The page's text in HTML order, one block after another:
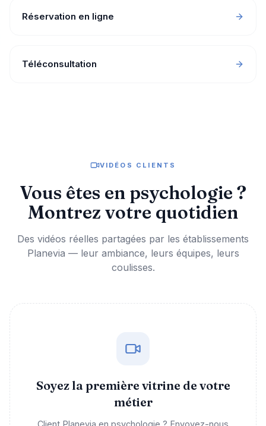
Réservation en ligne
Téléconsultation
VIDÉOS CLIENTS
Vous êtes en psychologie ?
Montrez votre quotidien
Des vidéos réelles partagées par les établissements
Planevia — leur ambiance, leurs équipes, leurs
coulisses.
Soyez la première vitrine de votre
métier
Client Planevia en psychologie ? Envoyez-nous